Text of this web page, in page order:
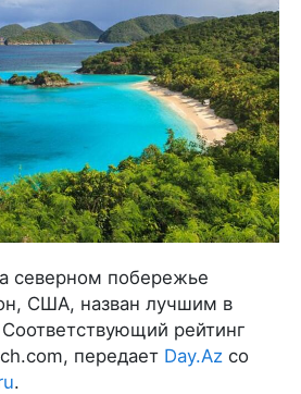
северном побережье
США, назван лучшим в
рейтинг
передает Day.Az со
.